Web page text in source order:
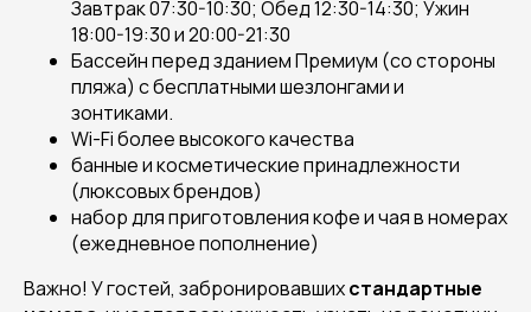
Завтрак 07:30-10:30; Обед 12:30-14:30; Ужин
18:00-19:30 и 20:00-21:30
Бассейн перед зданием Премиум (со стороны
пляжа) с бесплатными шезлонгами и
зонтиками.
Wi-Fi более высокого качества
банные и косметические принадлежности
(люксовых брендов)
набор для приготовления кофе и чая в номерах
(ежедневное пополнение)
Важно! У гостей, забронировавшихстандартные